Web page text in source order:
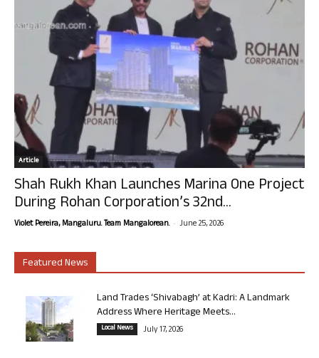
Article
Shah Rukh Khan Launches Marina One Project
During Rohan Corporation’s 32nd...
Violet Pereira, Mangaluru. Team Mangalorean. - June 25, 2026
Featured News
Land Trades ‘Shivabagh’ at Kadri: A Landmark
Address Where Heritage Meets...
Local News July 17, 2026